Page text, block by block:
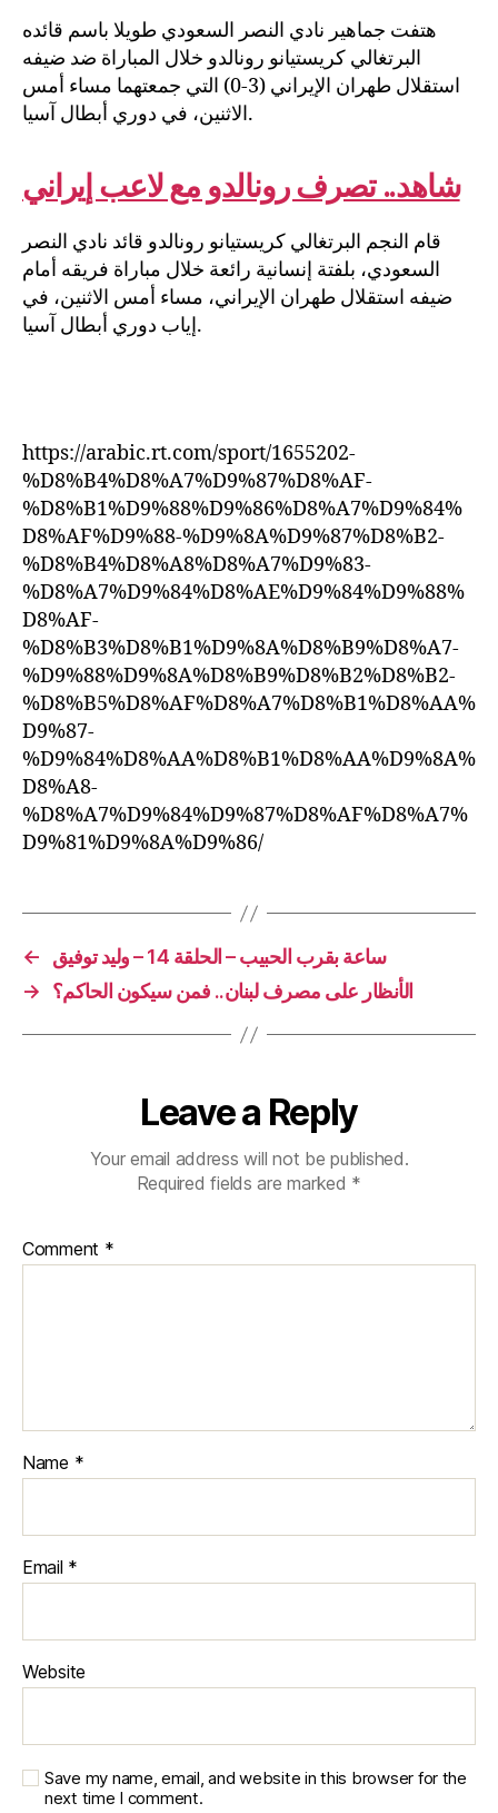
هتفت جماهير نادي النصر السعودي طويلا باسم قائده
البرتغالي كريستيانو رونالدو خلال المباراة ضد ضيفه
استقلال طهران الإيراني (3-0) التي جمعتهما مساء أمس
الاثنين، في دوري أبطال آسيا.
شاهد.. تصرف رونالدو مع لاعب إيراني
قام النجم البرتغالي كريستيانو رونالدو قائد نادي النصر
السعودي، بلفتة إنسانية رائعة خلال مباراة فريقه أمام
ضيفه استقلال طهران الإيراني، مساء أمس الاثنين، في
إياب دوري أبطال آسيا.
https://arabic.rt.com/sport/1655202-
%D8%B4%D8%A7%D9%87%D8%AF-
%D8%B1%D9%88%D9%86%D8%A7%D9%84%
D8%AF%D9%88-%D9%8A%D9%87%D8%B2-
%D8%B4%D8%A8%D8%A7%D9%83-
%D8%A7%D9%84%D8%AE%D9%84%D9%88%
D8%AF-
%D8%B3%D8%B1%D9%8A%D8%B9%D8%A7-
%D9%88%D9%8A%D8%B9%D8%B2%D8%B2-
%D8%B5%D8%AF%D8%A7%D8%B1%D8%AA%
D9%87-
%D9%84%D8%AA%D8%B1%D8%AA%D9%8A%
D8%A8-
%D8%A7%D9%84%D9%87%D8%AF%D8%A7%
D9%81%D9%8A%D9%86/
←
ساعة بقرب الحبيب – الحلقة 14 – وليد توفيق
→
الأنظار على مصرف لبنان.. فمن سيكون الحاكم؟
Leave a Reply
Your email address will not be published.
Required fields are marked *
Comment *
Name *
Email *
Website
Save my name, email, and website in this browser for the
next time I comment.